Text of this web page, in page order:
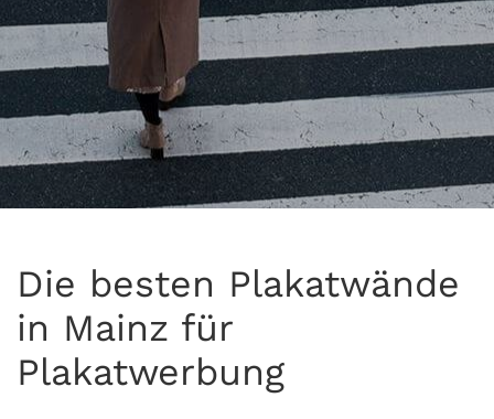
Die besten Plakatwände
in Mainz für
Plakatwerbung